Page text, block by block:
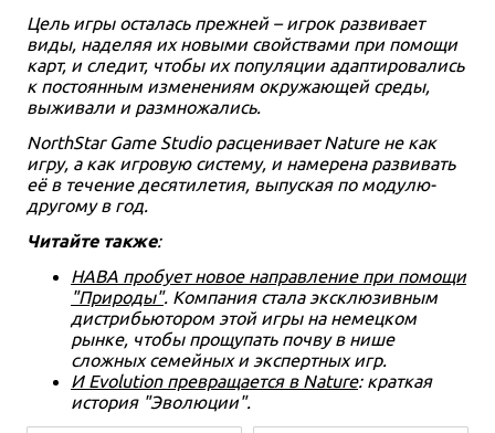
Цель игры осталась прежней – игрок развивает
виды, наделяя их новыми свойствами при помощи
карт, и следит, чтобы их популяции адаптировались
к постоянным изменениям окружающей среды,
выживали и размножались.
NorthStar Game Studio расценивает Nature не как
игру, а как игровую систему, и намерена развивать
её в течение десятилетия, выпуская по модулю-
другому в год.
Читайте также:
HABA пробует новое направление при помощи
"Природы". Компания стала эксклюзивным
дистрибьютором этой игры на немецком
рынке, чтобы прощупать почву в нише
сложных семейных и экспертных игр.
И Evolution превращается в Nature: краткая
история "Эволюции".